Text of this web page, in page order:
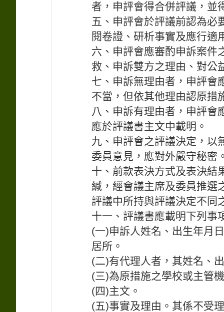
者，申評會得合併評議，並
五、申評會於評議前認為必
閱卷證、研析事實及應行適
六、申評會應審酌申訴案件
救、申訴雙方之理由、對公
七、申訴無理由者，申評會
不當，但依其他理由認原措
八、申訴有理由者，申評會
應於評議書主文中載明。
九、申評會之評議決定，以
委員意見，應對外嚴守秘密
十、前款表決方式及表決結
緘，經會議主席及委員推選
評議中所持與評議決定不同
十一、評議書應載明下列事
(一)申訴人姓名、出生年月
居所。
(二)有代理人者，其姓名、
(三)為原措施之學校或主管
(四)主文。
(五)事實及理由。其係不受